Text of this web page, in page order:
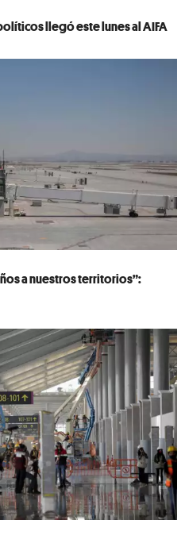
llegó este lunes al AIFA
a nuestros territorios”: